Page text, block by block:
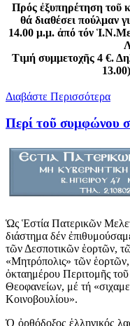
Πρός ἐξυπηρέτηση τοῦ
θά διαθέσει πούλμαν
14.00 μ.μ. ἀπό τόν
Τιμή συμμετοχῆς 4 €.
Διαβάστε Περισσότερα
Περί τοῦ συμφώνου
Ὡς Ἑστία Πατερικῶν
διάστημα δέν
τῶν Δεσποτικῶν ἑορτῶν,
«Μητρόπολις» τῶν
ὀκταημέρου Περιτομῆς
Θεοφανείων, μέ τή
Κοινοβουλίου».
Ὁ ὀρθόδοξος ἑλληνικός